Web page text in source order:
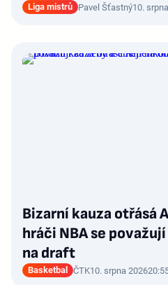
Liga mistrů Pavel Šťastný10.
Bizarní kauza otřásá
hráči NBA se
na draft
Basketbal ČTK10. srpna 2026